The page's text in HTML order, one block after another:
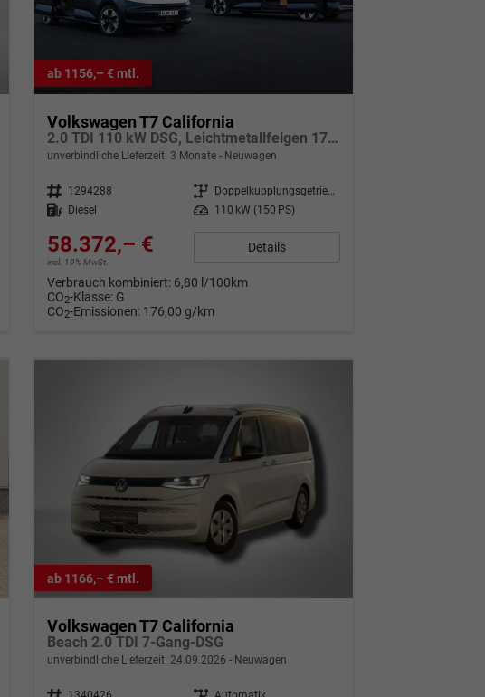
ab 1156,– € mtl.
Volkswagen T7 California
2.0 TDI 110 kW DSG, Leichtmetallfelgen 17 Zoll, Markise mit Schiene und Gehäuse links, 5 Sitze, Klima, Jahre Werksgarantie,
unverbindliche Lieferzeit: 3 Monate Neuwagen
Fahrzeugnr. 1294288 Getriebe
Kraftstoff Diesel Leistung 110 kW (150 PS)
58.372,– €
incl. 19% MwSt.
Details
Verbrauch kombiniert: 6,80 l/100km
CO2-Klasse: G
CO2-Emissionen: 176,00 g/km
ab 1166,– € mtl.
Volkswagen T7 California
Beach 2.0 TDI 7-Gang-DSG
unverbindliche Lieferzeit: 24.09.2026 Neuwagen